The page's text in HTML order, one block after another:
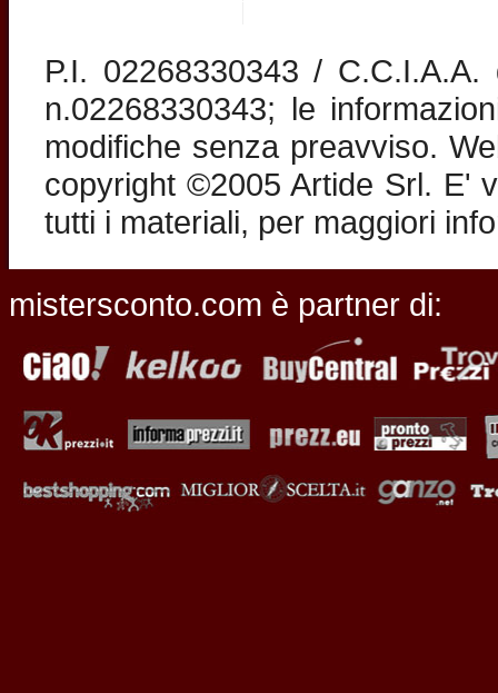
P.I. 02268330343 /
n.02268330343; le
modifiche senza preavviso.
copyright ©2005 Artide Srl. E'
tutti i materiali, per maggiori
mistersconto.com è partner di: